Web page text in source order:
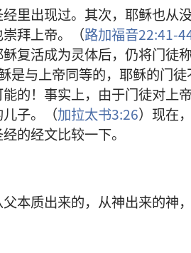
里出现过。其次，耶稣也从
拜上帝。（路加福音22:41-
复活成为灵体后，仍将门徒
是与上帝同等的，耶稣的门
的！事实上，由于门徒对上
子。（加拉太书3:26）现在
的经文比较一下。
本质出来的，从神出来的神